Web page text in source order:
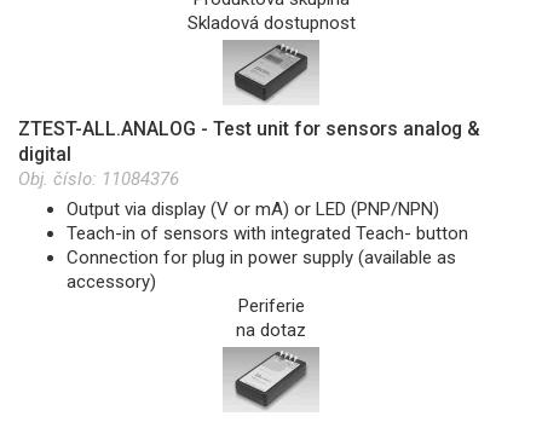
Skladová dostupnost
ZTEST-ALL.ANALOG - Test unit for sensors analog &
digital
Obj. číslo: 11084376
Output via display (V or mA) or LED (PNP/NPN)
Teach-in of sensors with integrated Teach- button
Connection for plug in power supply (available as
accessory)
Periferie
na dotaz